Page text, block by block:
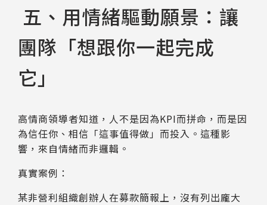
五、用情緒驅動願景：讓
團隊「想跟你一起完成
它」
高情商領導者知道，人不是因為KPI而拼命，而是因
為信任你、相信「這事值得做」而投入。這種影
響，來自情緒而非邏輯。
真實案例：
某非營利組織創辦人在募款簡報上，沒有列出龐大